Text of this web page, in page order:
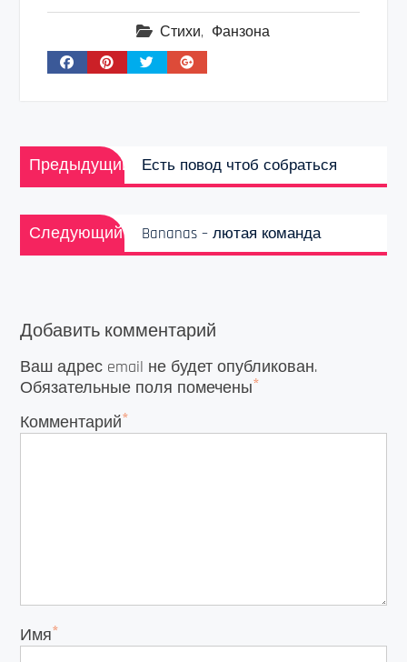
Стихи, Фанзона
Навигация
по
записям
Предыдущий
Предыдущая
запись:
Есть повод чтоб собраться
Следующий
запись:
Bananas – лютая команда
Добавить комментарий
Ваш адрес email не будет опубликован.
Обязательные поля помечены*
Комментарий*
Имя*